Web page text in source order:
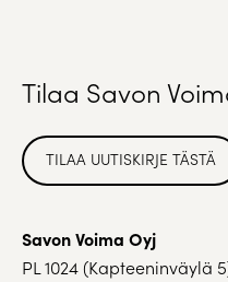
Tilaa Savon
TILAA UUTISKIRJE TÄSTÄ
Savon Voima Oyj
PL 1024 (Kapteeninväylä